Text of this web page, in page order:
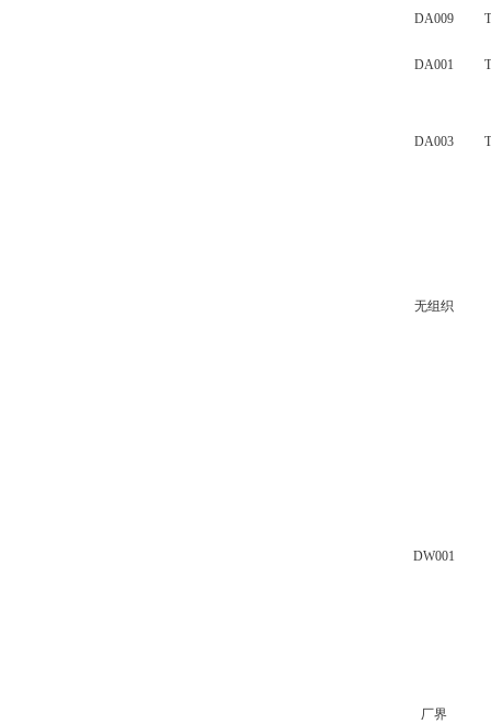
DA009
DA001
DA003
无组织
DW001
厂界